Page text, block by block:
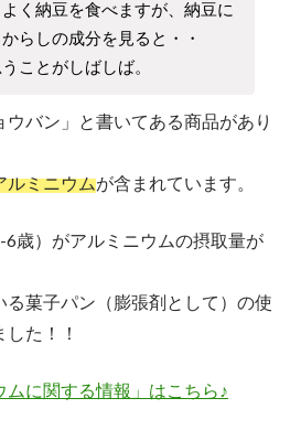
く納豆を食べますが、納豆に
らしの成分を見ると・・
ことがしばしば。
バン」と書いてある商品があり
ルミニウムが含まれています。
歳）がアルミニウムの摂取量が
菓子パン（膨張剤として）の使
た！！
ムに関する情報」はこちら♪